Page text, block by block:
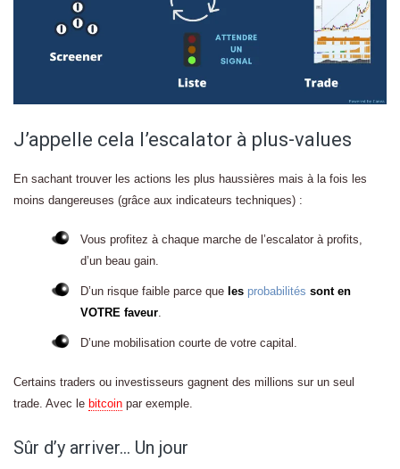
J’appelle cela l’escalator à plus-values
En sachant trouver les actions les plus haussières mais à la fois les
moins dangereuses (grâce aux indicateurs techniques) :
Vous profitez à chaque marche de l’escalator à profits,
d’un beau gain.
D’un risque faible parce que les probabilités sont en
VOTRE faveur
D’une mobilisation courte de votre capital.
Certains traders ou investisseurs gagnent des millions sur un seul
trade. Avec le bitcoin par exemple.
Sûr d’y arriver… Un jour